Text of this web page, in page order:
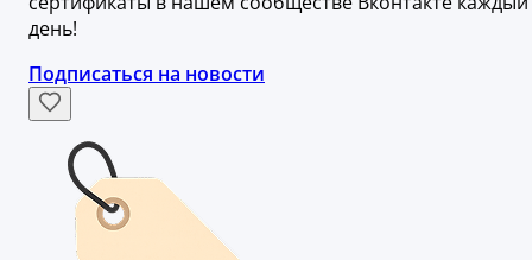
день!
Подписаться на новости